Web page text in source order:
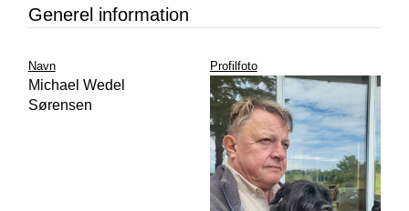
Generel information
Navn
Michael Wedel
Sørensen
Profilfoto